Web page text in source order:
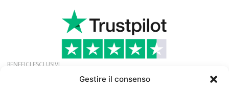
Gestire il consenso
BENEFICI ESCLUSIVI
offerte, notizie ed eventi esclusivi.